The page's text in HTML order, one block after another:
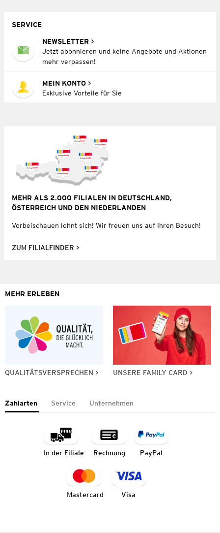
SERVICE
NEWSLETTER
Jetzt abonnieren und keine Angebote und Aktionen
mehr verpassen!
MEIN KONTO
Exklusive Vorteile für Sie
MEHR ALS 2.000 FILIALEN IN DEUTSCHLAND,
ÖSTERREICH UND DEN NIEDERLANDEN
Vorbeischauen lohnt sich! Wir freuen uns auf Ihren Besuch!
ZUM FILIALFINDER
MEHR ERLEBEN
QUALITÄTSVERSPRECHEN UNSERE FAMILY CARD
Zahlarten Service Unternehmen
In der Filiale Rechnung PayPal
Mastercard Visa